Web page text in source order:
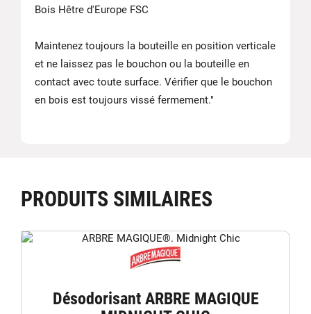
Bois Hêtre d'Europe FSC
Maintenez toujours la bouteille en position verticale
et ne laissez pas le bouchon ou la bouteille en
contact avec toute surface. Vérifier que le bouchon
en bois est toujours vissé fermement."
PRODUITS SIMILAIRES
Désodorisant ARBRE MAGIQUE